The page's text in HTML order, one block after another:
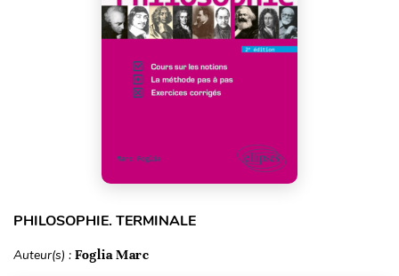
PHILOSOPHIE. TERMINALE
Auteur(s) : Foglia Marc